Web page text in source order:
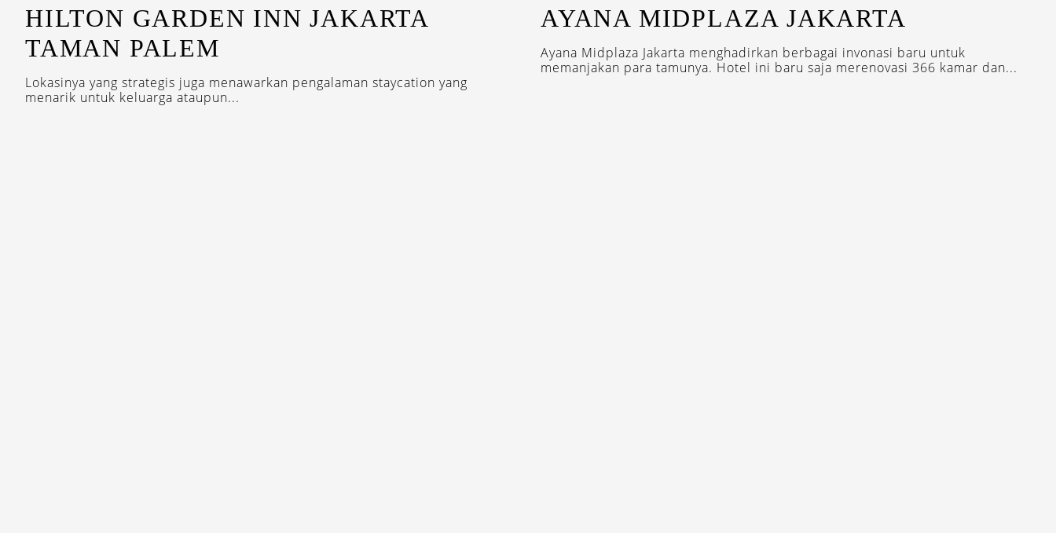
HILTON GARDEN INN JAKARTA
TAMAN PALEM
Lokasinya yang strategis juga menawarkan pengalaman staycation yang
menarik untuk keluarga ataupun...
AYANA MIDPLAZA JAKARTA
Ayana Midplaza Jakarta menghadirkan berbagai invonasi baru untuk
memanjakan para tamunya. Hotel ini baru saja merenovasi 366 kamar dan...